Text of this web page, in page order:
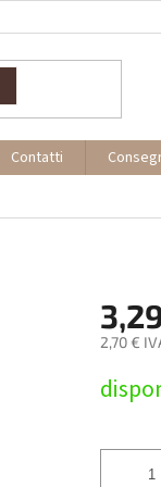
Contatti
2,70 €
della